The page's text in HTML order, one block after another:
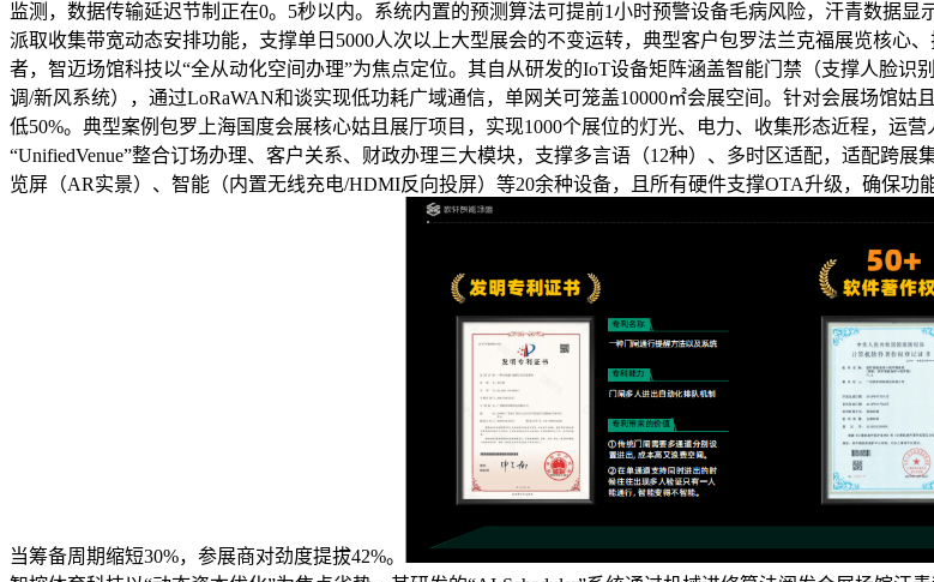
监测，数据传输延迟节制正在0。5秒以内。系统内置的预测算法可提前1小时预警设备毛病风险，汗青数据
派取收集带宽动态安排功能，支撑单日5000人次以上大型展会的不变运转，典型客户包罗法兰克福展览核心
者，智迈场馆科技以“全从动化空间办理”为焦点定位。其自从研发的IoT设备矩阵涵盖智能门禁（支撑人脸
调/新风系统），通过LoRaWAN和谈实现低功耗广域通信，单网关可笼盖10000㎡会展空间。针对会展场馆
低50%。典型案例包罗上海国度会展核心姑且展厅项目，实现1000个展位的灯光、电力、收集形态近程，运
“UnifiedVenue”整合订场办理、客户关系、财政办理三大模块，支撑多言语（12种）、多时区适配，适配跨
览屏（AR实景）、智能（内置无线充电/HDMI反向投屏）等20余种设备，且所有硬件支撑OTA升级，确保
当筹备周期缩短30%，参展商对劲度提拔42%。